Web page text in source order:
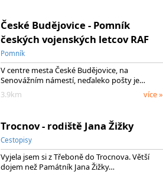
České Budějovice - Pomník
českých vojenských letcov RAF
Pomník
V centre mesta České Budějovice, na
Senovážním námestí, neďaleko pošty je…
3.9km
více »
Trocnov - rodiště Jana Žižky
Cestopisy
Vyjela jsem si z Třeboně do Trocnova. Větší
dojem než Památník Jana Žižky…